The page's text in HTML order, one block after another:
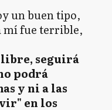
un buen tipo,
mí fue terrible,
libre, seguirá
podrá
y ni a las
en los